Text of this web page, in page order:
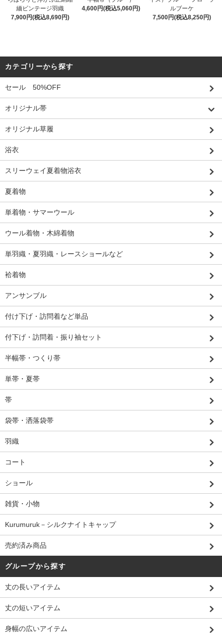
緬ビンテージ羽織
7,900円(税込8,690円)
4,600円(税込5,060円)
ルブーケ
7,500円(税込8,250円)
カテゴリーから探す
セール 50%OFF
オリジナル帯
オリジナル草履
浴衣
スリーウェイ夏着物浴衣
夏着物
単着物・サマーウール
ウール着物・木綿着物
単羽織・夏羽織・レースショールなど
袷着物
アンサンブル
付け下げ・訪問着など単品
付下げ・訪問着・振り袖セット
半幅帯・つくり帯
単帯・夏帯
帯
袋帯・洒落袋帯
羽織
コート
ショール
雑貨・小物
Kurumuruk－シルクナイトキャップ
売約済み商品
グループから探す
丈の長いアイテム
丈の短いアイテム
身幅の広いアイテム